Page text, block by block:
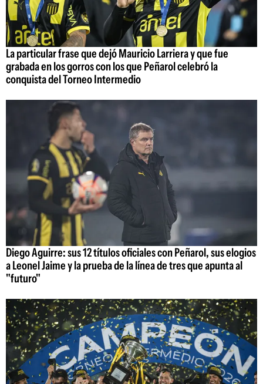
La particular frase que dejó Mauricio Larriera y que fue
grabada en los gorros con los que Peñarol celebró la
conquista del Torneo Intermedio
Diego Aguirre: sus 12 títulos oficiales con Peñarol, sus elogios
a Leonel Jaime y la prueba de la línea de tres que apunta al
"futuro"